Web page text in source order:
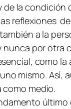
la
reflexiones
a la
por otra
como
mismo.
medio.